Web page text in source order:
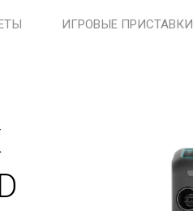
ИГРОВЫЕ ПРИСТАВКИ